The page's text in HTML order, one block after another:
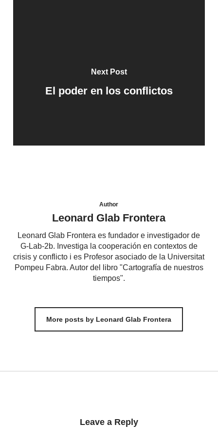
Next Post
El poder en los conflictos
Author
Leonard Glab Frontera
Leonard Glab Frontera es fundador e investigador de
G-Lab-2b. Investiga la cooperación en contextos de
crisis y conflicto i es Profesor asociado de la Universitat
Pompeu Fabra. Autor del libro "Cartografía de nuestros
tiempos".
More posts by Leonard Glab Frontera
Leave a Reply